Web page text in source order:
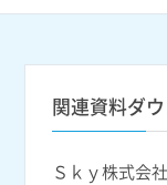
関連資料ダ
Ｓｋｙ株式会